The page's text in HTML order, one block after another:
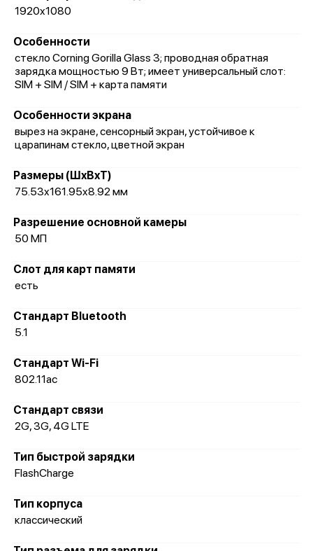
1920x1080
Особенности
стекло Corning Gorilla Glass 3; проводная обратная
зарядка мощностью 9 Вт; имеет универсальный слот:
SIM + SIM / SIM + карта памяти
Особенности экрана
вырез на экране, сенсорный экран, устойчивое к
царапинам стекло, цветной экран
Размеры (ШxВxТ)
75.53x161.95x8.92 мм
Разрешение основной камеры
50 МП
Слот для карт памяти
есть
Стандарт Bluetooth
5.1
Стандарт Wi-Fi
802.11ac
Стандарт связи
2G, 3G, 4G LTE
Тип быстрой зарядки
FlashCharge
Тип корпуса
классический